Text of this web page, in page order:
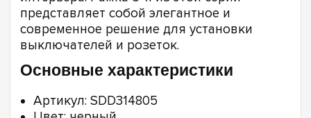
представляет собой элегантное и
современное решение для установки
выключателей и розеток.
Основные характеристики
Артикул: SDD314805